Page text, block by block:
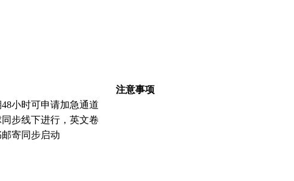
注意事项
小时可申请加急通道
步线下进行，英文卷
寄同步启动